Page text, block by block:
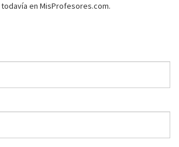
en MisProfesores.com.